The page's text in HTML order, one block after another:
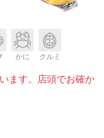
かに クルミ
ます。店頭でお確か